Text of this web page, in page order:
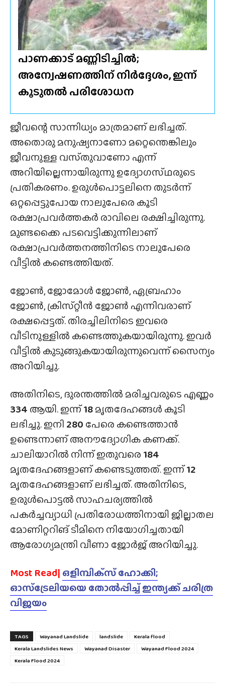
പാണക്കാട് മണ്ണിടിച്ചിൽ;
അന്വേഷണത്തിന് നിർദ്ദേശം, ഇന്ന്
കൂടുതൽ പരിശോധന
ജീവന്റെ സാന്നിധ്യം മാത്രമാണ് ലഭിച്ചത്.
അതൊരു മനുഷ്യനാണോ മറ്റെന്തെങ്കിലും
ജീവനുള്ള വസ്‌തുവാണോ എന്ന്
അറിയില്ലെന്നായിരുന്നു ഉദ്യോഗസ്‌ഥരുടെ
പ്രതികരണം. ഉരുൾപൊട്ടലിനെ തുടർന്ന്
ഒറ്റപ്പെട്ടുപോയ നാലുപേരെ കൂടി
രക്ഷാപ്രവർത്തകർ രാവിലെ രക്ഷിച്ചിരുന്നു.
മുണ്ടക്കൈ പടവെട്ടിക്കുന്നിലാണ്
രക്ഷാപ്രവർത്തനത്തിനിടെ നാലുപേരെ
വീട്ടിൽ കണ്ടെത്തിയത്.
ജോൺ, ജോമോൾ ജോൺ, ഏബ്രഹാം
ജോൺ, ക്രിസ്‌റ്റീൻ ജോൺ എന്നിവരാണ്
രക്ഷപ്പെട്ടത്. തിരച്ചിലിനിടെ ഇവരെ
വീടിനുള്ളിൽ കണ്ടെത്തുകയായിരുന്നു. ഇവർ
വീട്ടിൽ കുടുങ്ങുകയായിരുന്നുവെന്ന് സൈന്യം
അറിയിച്ചു.
അതിനിടെ, ദുരന്തത്തിൽ മരിച്ചവരുടെ എണ്ണം
334 ആയി. ഇന്ന്18മൃതദേഹങ്ങൾ കൂടി
ലഭിച്ചു. ഇനി 280 പേരെ കണ്ടെത്താൻ
ഉണ്ടെന്നാണ് അനൗദ്യോഗിക കണക്ക്.
ചാലിയാറിൽ നിന്ന് ഇതുവരെ 184
മൃതദേഹങ്ങളാണ് കണ്ടെടുത്തത്. ഇന്ന്12
മൃതദേഹങ്ങളാണ് ലഭിച്ചത്. അതിനിടെ,
ഉരുൾപൊട്ടൽ സാഹചര്യത്തിൽ
പകർച്ചവ്യാധി പ്രതിരോധത്തിനായി ജില്ലാതല
മോണിറ്ററിങ് ടീമിനെ നിയോഗിച്ചതായി
ആരോഗ്യമന്ത്രി വീണാ ജോർജ് അറിയിച്ചു.
Most Read| ഒളിമ്പിക്‌സ് ഹോക്കി;
ഓസ്ട്രേലിയയെ തോൽപ്പിച്ച് ഇന്ത്യക്ക് ചരിത്ര
വിജയം
TAGS Wayanad Landslide landslide
Kerala flood
Kerala Landslides News
Wayanad Disaster
Wayanad Flood 2024
Kerala Flood 2024